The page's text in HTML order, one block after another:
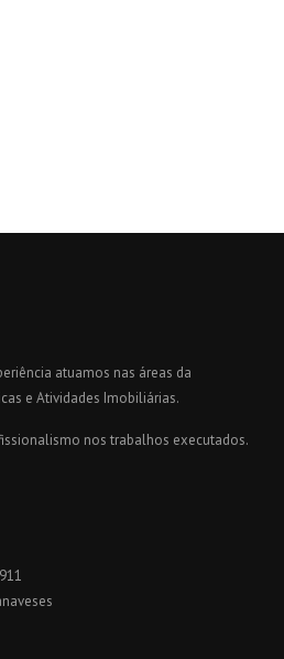
atuamos nas áreas da
e Atividades Imobiliárias.
nos trabalhos executados.